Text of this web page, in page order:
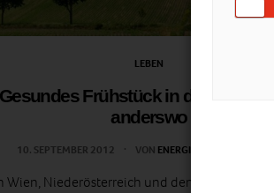
LEBEN
Gesundes Frühstück in der Schule
anderswo
10. SEPTEMBER 2012 VON ENERGIELEBEN REDAKTION
Wien, Niederösterreich und dem Burgenland